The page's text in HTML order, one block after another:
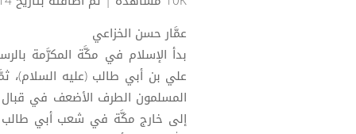
عمَّار حسن الخزاعي
بدأ الإسلام في مكَّة المكرَّمة
علي بن أبي طالب (عليه السلام)،
المسلمون الطرف الأضعف في
إلى خارج مكَّة في شعب أبي طالب